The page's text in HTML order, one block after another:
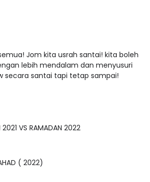
Jom kita usrah santai! kita boleh
lebih mendalam dan menyusuri
secara santai tapi tetap sampai!
VS RAMADAN 2022
( 2022)